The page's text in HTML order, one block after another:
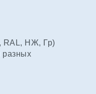
RAL, НЖ, Гр)
разных